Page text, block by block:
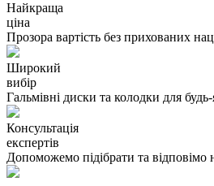
Найкраща
ціна
Прозора вартість без прихованих
Широкий
вибір
Гальмівні диски та колодки для
Консультація
експертів
Допоможемо підібрати та відповімо